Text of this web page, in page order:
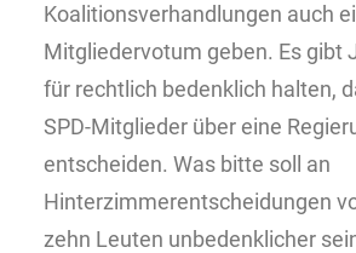
Koalitionsverhandlungen auch
Mitgliedervotum geben. Es gibt
für rechtlich bedenklich halten,
SPD-Mitglieder über eine
entscheiden. Was bitte soll an
Hinterzimmerentscheidungen
zehn Leuten unbedenklicher